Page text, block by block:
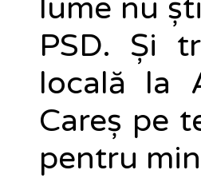
lume nu
PSD. Și
locală la
Careș pe
pentru